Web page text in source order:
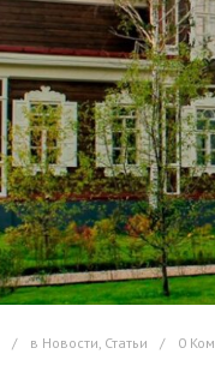
в Новости Статьи 0